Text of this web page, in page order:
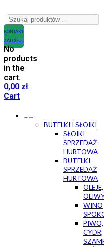
KONTAKT
ZALOGUJ
No
products
in the
cart.
0,00 zł
Cart
PRODUKTY
BUTELKI I SŁOIKI
SŁOIKI –
SPRZEDAŻ
HURTOWA
BUTELKI –
SPRZEDAŻ
HURTOWA
OLEJE,
WINO
PIWO,
CYDR,